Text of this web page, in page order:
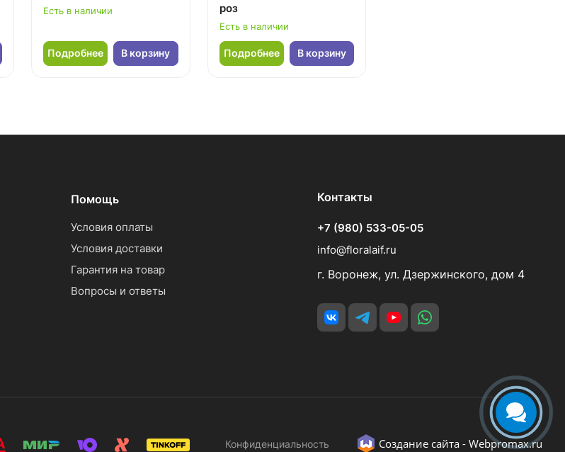
Есть в наличии
Подробнее В корзину
роз
Есть в наличии
Подробнее В корзину
Помощь
Условия оплаты
Условия доставки
Гарантия на товар
Вопросы и ответы
Контакты
+7 (980) 533-05-05
info@floralaif.ru
г. Воронеж, ул. Дзержинского, дом 4
Конфиденциальность Создание сайта - Webpromax.ru